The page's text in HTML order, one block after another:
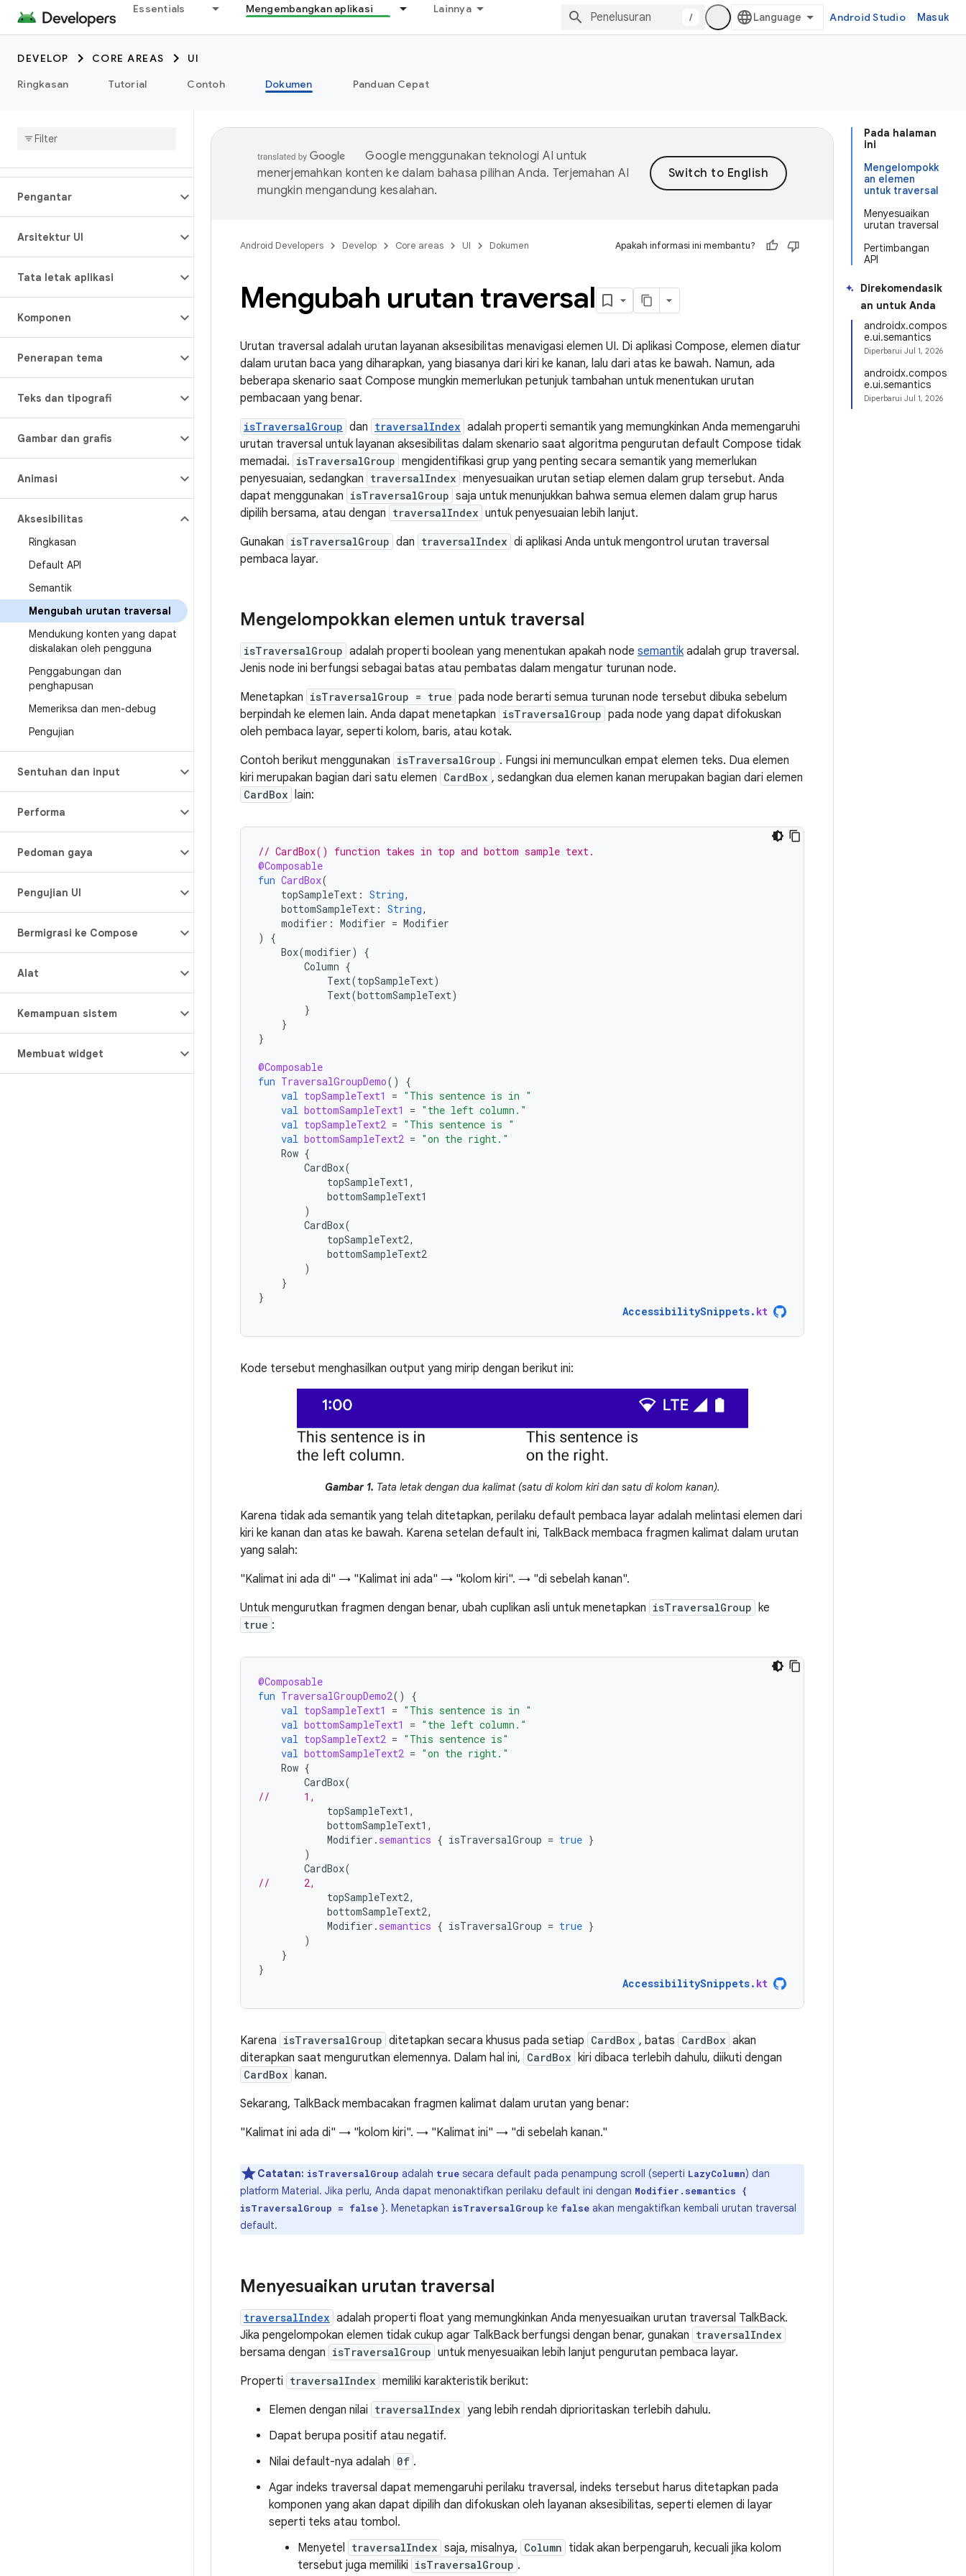
Essentials Mengembangkan aplikasi Lainnya
/ Android Studio Masuk
DEVELOP CORE AREAS
UI
Ringkasan
Tutorial Contoh Dokumen Panduan Cepat
Pengantar
Arsitektur UI
Tata letak aplikasi
Komponen
Penerapan tema
Teks dan tipografi
Gambar dan grafis
Animasi
Aksesibilitas
Ringkasan
Default API
Semantik
Mengubah urutan traversal
Mendukung konten yang dapat
diskalakan oleh pengguna
Penggabungan dan
penghapusan
Memeriksa dan men-debug
Pengujian
Sentuhan dan input
Performa
Pedoman gaya
Pengujian UI
Bermigrasi ke Compose
Alat
Kemampuan sistem
Membuat widget
Pada halaman
ini
Mengelompokk
an elemen
untuk traversal
Menyesuaikan
urutan traversal
Pertimbangan
API
Direkomendasik
an untuk Anda
androidx.compos
e.ui.semantics
Diperbarui Jul 1, 2026
androidx.compos
e.ui.semantics
Diperbarui Jul 1, 2026
Google menggunakan teknologi AI untuk
menerjemahkan konten ke dalam bahasa pilihan Anda. Terjemahan AI
mungkin mengandung kesalahan.
Android Developers Develop Core areas UI Dokumen Apakah informasi ini membantu?
Mengubah urutan traversal
Urutan traversal adalah urutan layanan aksesibilitas menavigasi elemen UI. Di aplikasi Compose, elemen diatur
dalam urutan baca yang diharapkan, yang biasanya dari kiri ke kanan, lalu dari atas ke bawah. Namun, ada
beberapa skenario saat Compose mungkin memerlukan petunjuk tambahan untuk menentukan urutan
pembacaan yang benar.
isTraversalGroup dan traversalIndex adalah properti semantik yang memungkinkan Anda memengaruhi
urutan traversal untuk layanan aksesibilitas dalam skenario saat algoritma pengurutan default Compose tidak
memadai. isTraversalGroup mengidentifikasi grup yang penting secara semantik yang memerlukan
penyesuaian, sedangkan traversalIndex menyesuaikan urutan setiap elemen dalam grup tersebut. Anda
dapat menggunakan isTraversalGroup saja untuk menunjukkan bahwa semua elemen dalam grup harus
dipilih bersama, atau dengan traversalIndex untuk penyesuaian lebih lanjut.
Gunakan isTraversalGroup dan traversalIndex di aplikasi Anda untuk mengontrol urutan traversal
pembaca layar.
Mengelompokkan elemen untuk traversal
isTraversalGroup adalah properti boolean yang menentukan apakah node semantikadalah grup traversal.
Jenis node ini berfungsi sebagai batas atau pembatas dalam mengatur turunan node.
Menetapkan isTraversalGroup = true pada node berarti semua turunan node tersebut dibuka sebelum
berpindah ke elemen lain. Anda dapat menetapkan isTraversalGroup pada node yang dapat difokuskan
oleh pembaca layar, seperti kolom, baris, atau kotak.
Contoh berikut menggunakan isTraversalGroup . Fungsi ini memunculkan empat elemen teks. Dua elemen
kiri merupakan bagian dari satu elemen CardBox , sedangkan dua elemen kanan merupakan bagian dari elemen
CardBox lain:
// CardBox() function takes in top and bottom sample text.
@Composable
fun CardBox(
topSampleText : String,
bottomSampleText : String,
modifier : Modifier = Modifier
)
{
Box(modifier)
{
Column {
Text(topSampleText)
Text(bottomSampleText)
}
}
}
@Composable
fun TraversalGroupDemo()
{
val topSampleText1 = "This sentence is in "
val bottomSampleText1 = "the left column."
val topSampleText2 = "This sentence is "
val bottomSampleText2 = "on the right."
Row {
CardBox(
topSampleText1 ,
bottomSampleText1
)
CardBox(
topSampleText2,
bottomSampleText2
)
}
}
AccessibilitySnippets. kt
Kode tersebut menghasilkan output yang mirip dengan berikut ini:
Gambar 1. Tata letak dengan dua kalimat (satu di kolom kiri dan satu di kolom kanan).
Karena tidak ada semantik yang telah ditetapkan, perilaku default pembaca layar adalah melintasi elemen dari
kiri ke kanan dan atas ke bawah. Karena setelan default ini, TalkBack membaca fragmen kalimat dalam urutan
yang salah:
"Kalimat ini ada di" → "Kalimat ini ada" → "kolom kiri". → "di sebelah kanan".
Untuk mengurutkan fragmen dengan benar, ubah cuplikan asli untuk menetapkan isTraversalGroup ke
true :
@Composable
fun TraversalGroupDemo2()
{
val topSampleText1 = "This sentence is in "
val bottomSampleText1 = "the left column."
val topSampleText2 = "This sentence is"
val bottomSampleText2 = "on the right."
Row {
CardBox(
//      1,
topSampleText1 ,
bottomSampleText1 ,
Modifier . semantics { isTraversalGroup = true }
)
CardBox(
//      2,
topSampleText2,
bottomSampleText2,
Modifier . semantics { isTraversalGroup = true }
)
}
}
AccessibilitySnippets. kt
Karena isTraversalGroup ditetapkan secara khusus pada setiap CardBox , batas CardBox akan
diterapkan saat mengurutkan elemennya. Dalam hal ini, CardBox kiri dibaca terlebih dahulu, diikuti dengan
CardBox kanan.
Sekarang, TalkBack membacakan fragmen kalimat dalam urutan yang benar:
"Kalimat ini ada di" → "kolom kiri". → "Kalimat ini" → "di sebelah kanan."
Catatan: isTraversalGroup adalah true secara default pada penampung scroll (seperti LazyColumn) dan
platform Material. Jika perlu, Anda dapat menonaktifkan perilaku default ini dengan Modifier.semantics {
isTraversalGroup = false }. Menetapkan isTraversalGroup ke false akan mengaktifkan kembali urutan traversal
default.
Menyesuaikan urutan traversal
traversalIndex adalah properti float yang memungkinkan Anda menyesuaikan urutan traversal TalkBack.
Jika pengelompokan elemen tidak cukup agar TalkBack berfungsi dengan benar, gunakan traversalIndex
bersama dengan isTraversalGroup untuk menyesuaikan lebih lanjut pengurutan pembaca layar.
Properti traversalIndex memiliki karakteristik berikut:
Elemen dengan nilai traversalIndex yang lebih rendah diprioritaskan terlebih dahulu.
Dapat berupa positif atau negatif.
Nilai default-nya adalah 0f .
Agar indeks traversal dapat memengaruhi perilaku traversal, indeks tersebut harus ditetapkan pada
komponen yang akan dapat dipilih dan difokuskan oleh layanan aksesibilitas, seperti elemen di layar
seperti teks atau tombol.
Menyetel traversalIndex saja, misalnya, Column tidak akan berpengaruh, kecuali jika kolom
tersebut juga memiliki isTraversalGroup .